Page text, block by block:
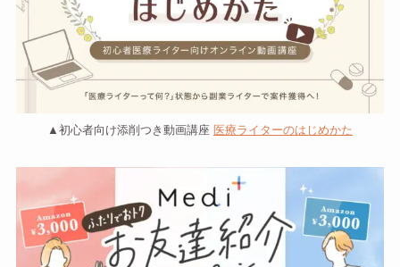
▲初心者向け添削つき動画講座 医療ライターのはじめかた